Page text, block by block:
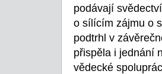
podávají
o sílícím zájmu o
podtrhl v
přispěla i jednání
vědecké